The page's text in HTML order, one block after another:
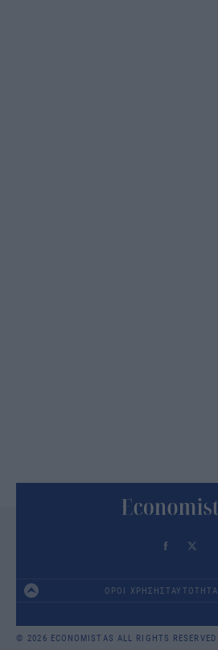
© 2026 ECONOMISTAS ALL RIGHTS RESERVED
ΟΡΟΙ ΧΡΗΣΗΣΤΑΥΤΟΤΗΤΑ